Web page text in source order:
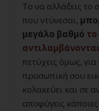
Το να αλλάξεις το
που ντύνεσαι,
μεγάλο βαθμό
πετύχεις όμως,
προσωπική σου
κολακεύει και σε
αποφύγεις